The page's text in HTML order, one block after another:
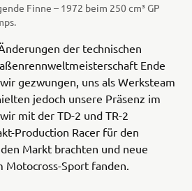
Finne – 1972 beim 250 cm³ GP
der technischen
Ende
gezwungen, uns als Werksteam
jedoch unsere Präsenz im
mit der TD-2 und TR-2
Production Racer für den
Markt brachten und neue
Sport fanden.